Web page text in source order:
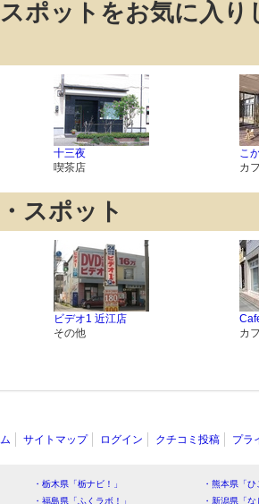
ポットをお気に入
十三夜
喫茶店
こ
カ
スポット
ビデオ1 近江店
その他
カ
サイトマップ ログイン クチコミ投稿 プラ
・栃木県「栃ナビ！」
・熊本県「
・福島県「ふくラボ！」
・新潟県「